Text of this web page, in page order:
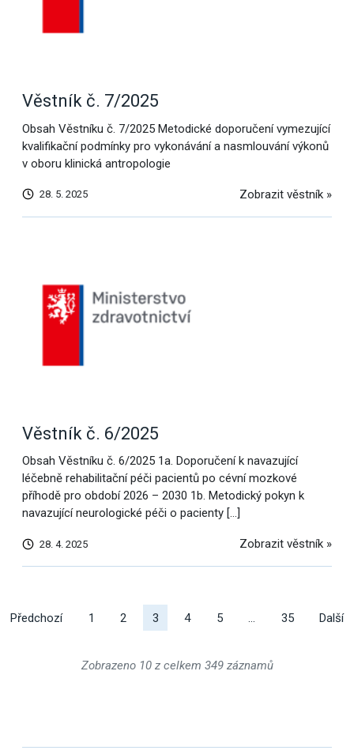
Věstník č. 7/2025
Obsah Věstníku č. 7/2025 Metodické doporučení vymezující
kvalifikační podmínky pro vykonávání a nasmlouvání výkonů
v oboru klinická antropologie
28. 5. 2025 Zobrazit věstník »
Věstník č. 6/2025
Obsah Věstníku č. 6/2025 1a. Doporučení k navazující
léčebně rehabilitační péči pacientů po cévní mozkové
příhodě pro období 2026 – 2030 1b. Metodický pokyn k
navazující neurologické péči o pacienty […]
28. 4. 2025 Zobrazit věstník »
výsledky
Předchozí 1 2 3 4 5 … 35 Další
Zobrazeno 10 z celkem 349 záznamů